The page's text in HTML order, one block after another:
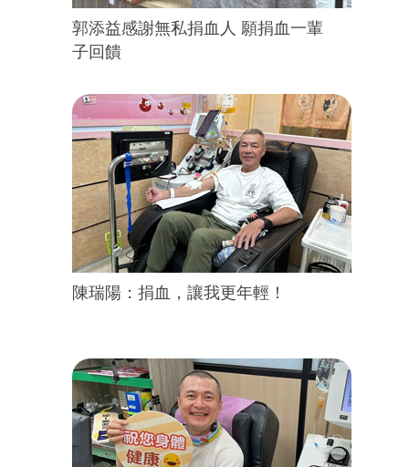
郭添益感謝無私捐血人 願捐血一輩
子回饋
陳瑞陽：捐血，讓我更年輕！